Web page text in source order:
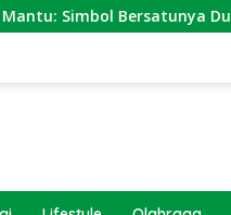
Bersatunya Dua Keluarga